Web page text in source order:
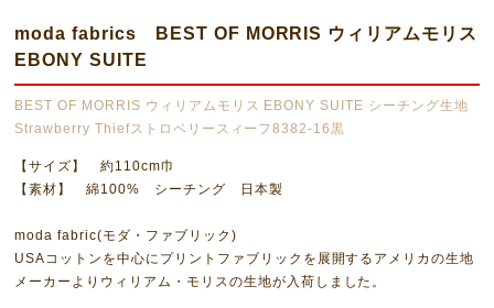
moda fabrics BEST OF MORRIS ウィリアムモリス
EBONY SUITE
BEST OF MORRIS ウィリアムモリス EBONY SUITE シーチング生地
Strawberry Thiefストロベリースィーフ8382-16黒
【サイズ】 約110cm巾
【素材】 綿100% シーチング 日本製
moda fabric(モダ・ファブリック)
USAコットンを中心にプリントファブリックを展開するアメリカの生地
メーカーよりウィリアム・モリスの生地が入荷しました。